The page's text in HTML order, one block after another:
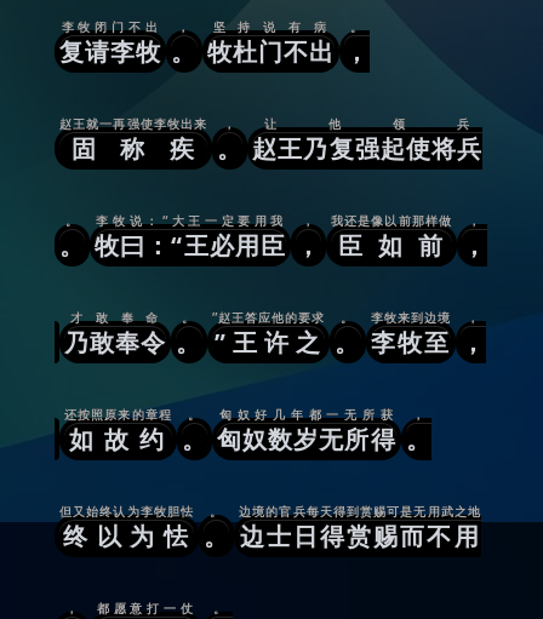
复请李牧
李牧闭门不出
。
，
牧杜门不出
坚持说有病
，
。
固称疾
赵王就一再强使李牧出来
。
，
赵王乃复强起使将兵
让他领兵
。
。
牧曰：“王必用臣
李牧说：“大王一定要用我
，
，
臣如前
我还是像以前那样做
，
，
乃敢奉令
才敢奉命
。
。
”王许之
”赵王答应他的要求
。
。
李牧至
李牧来到边境
，
，
如故约
还按照原来的章程
。
。
匈奴数岁无所得
匈奴好几年都一无所获
。
，
终以为怯
但又始终认为李牧胆怯
。
。
边士日得赏赐而不用
边境的官兵每天得到赏赐可是无用武之地
， 都愿意打一仗 。